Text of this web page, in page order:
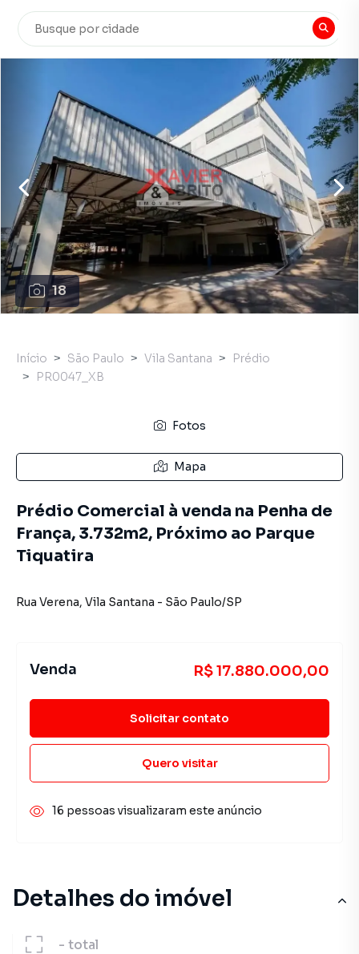
18
Detalhes do imóvel
- total
Início São Paulo Vila Santana
Prédio
PR0047_XB
Fotos
Mapa
Prédio Comercial à venda na Penha de
França, 3.732m2, Próximo ao Parque
Tiquatira
Rua Verena, Vila Santana - São Paulo/SP
Venda R$ 17.880.000,00
Solicitar contato
Quero visitar
16 pessoas visualizaram este anúncio